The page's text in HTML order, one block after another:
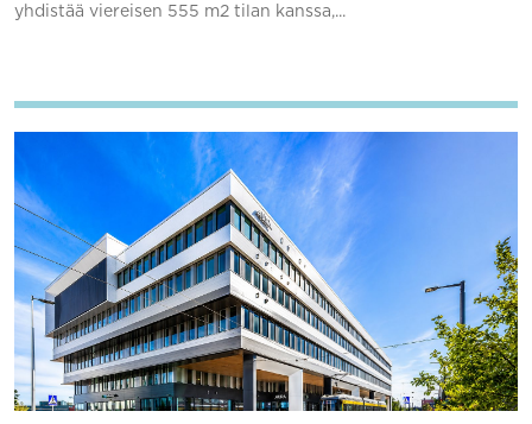
yhdistää viereisen 555 m2 tilan kanssa,...